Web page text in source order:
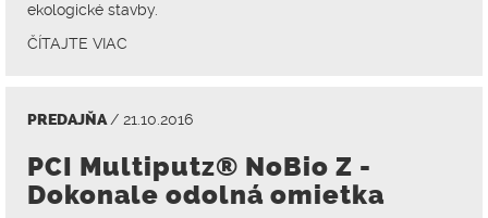
ekologické stavby.
ČÍTAJTE VIAC
PREDAJŇA/ 21.10.2016
PCI Multiputz® NoBio Z -
Dokonale odolná omietka